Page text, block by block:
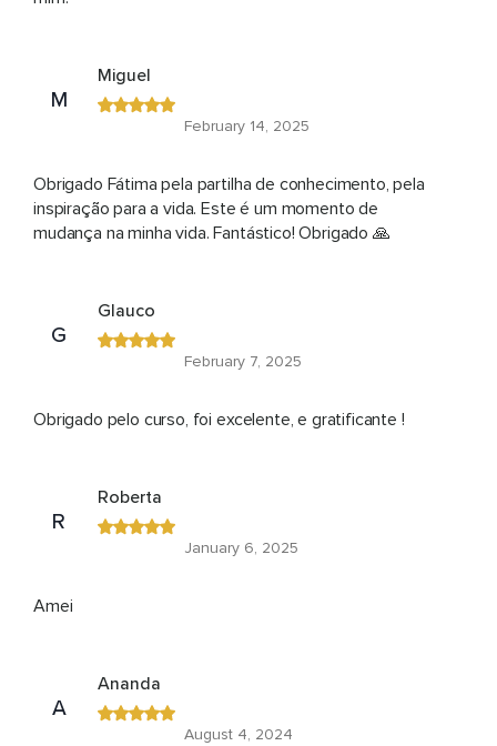
M
Miguel
February 14, 2025
Obrigado Fátima pela partilha de conhecimento, pela
inspiração para a vida. Este é um momento de
mudança na minha vida. Fantástico! Obrigado 🙏
G
Glauco
February 7, 2025
Obrigado pelo curso, foi excelente, e gratificante !
R
Roberta
January 6, 2025
Amei
A
Ananda
August 4, 2024